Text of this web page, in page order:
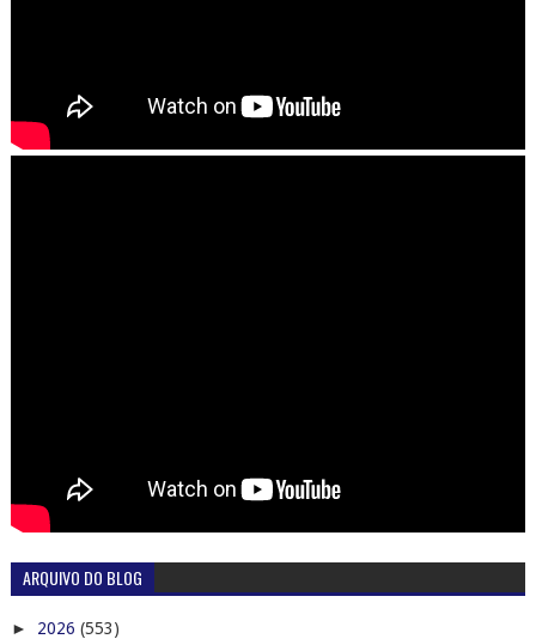
ARQUIVO DO BLOG
► 2026 (553)